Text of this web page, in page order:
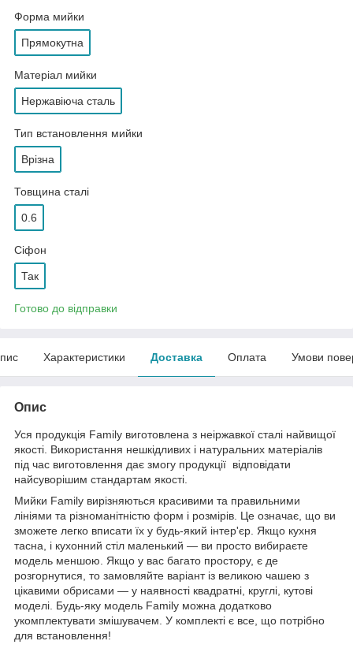
Форма мийки
Прямокутна
Матеріал мийки
Нержавіюча сталь
Тип встановлення мийки
Врізна
Товщина сталі
0.6
Сіфон
Так
Готово до відправки
Характеристики Доставка Оплата Умови
Опис
Уся продукція Family виготовлена з неіржавкої сталі найвищої
якості. Використання нешкідливих і натуральних матеріалів
під час виготовлення дає змогу продукції відповідати
найсуворішим стандартам якості.
Мийки Family вирізняються красивими та правильними
лініями та різноманітністю форм і розмірів. Це означає, що ви
зможете легко вписати їх у будь-який інтер'єр. Якщо кухня
тасна, і кухонний стіл маленький — ви просто вибираєте
модель меншою. Якщо у вас багато простору, є де
розгорнутися, то замовляйте варіант із великою чашею з
цікавими обрисами — у наявності квадратні, круглі, кутові
моделі. Будь-яку модель Family можна додатково
укомплектувати змішувачем. У комплекті є все, що потрібно
для встановлення!